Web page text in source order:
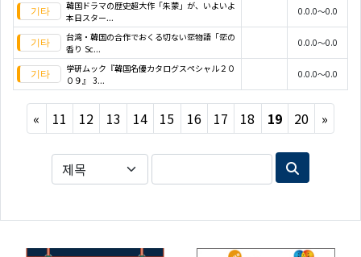
韓国ドラマの歴史超大作「朱蒙」が、いよいよ
本日スター...
0.0.0～0.0
台湾・韓国の合作でおくる切ない恋物語「恋の
香り Sc...
0.0.0～0.0
学研ムック『韓国名優カタログスペシャル２０
０９』 3...
0.0.0～0.0
« Previous
11 12 13 14 15 16 17 18 19 20 »Next